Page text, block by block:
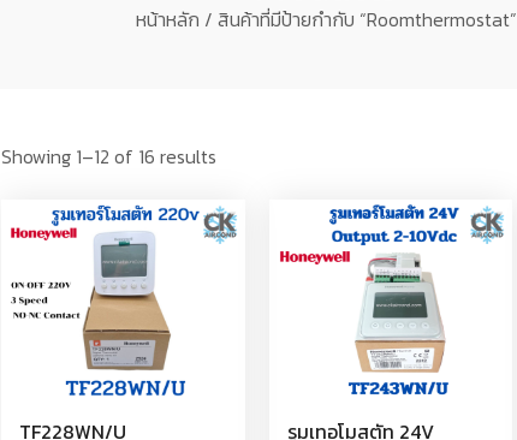
หน้าหลัก / สินค้าที่มีป้ายกำกับ “Roomthermostat”
Showing 1–12 of 16 results
TF228WN/U รูมเทอโมสตัท 24V